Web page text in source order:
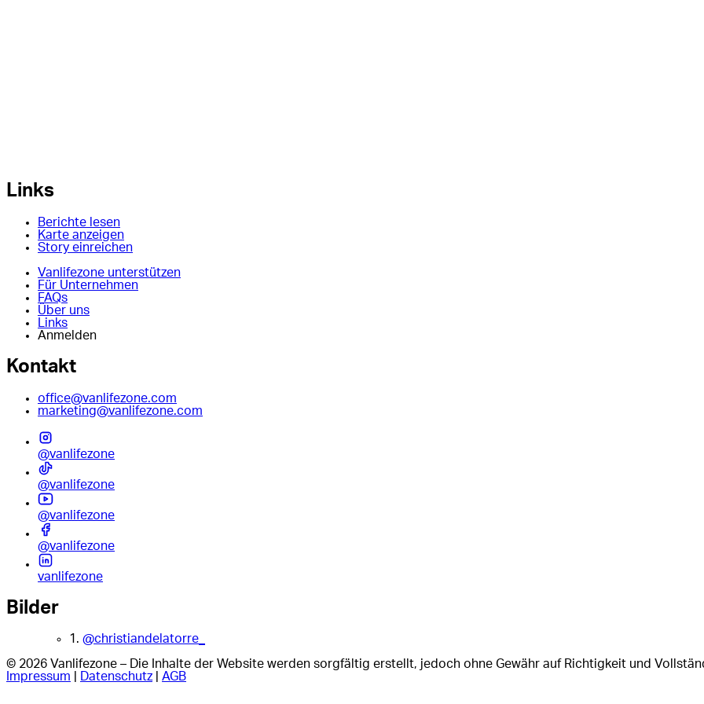
Links
Berichte lesen
Karte anzeigen
Story einreichen
Vanlifezone unterstützen
Für Unternehmen
FAQs
Über uns
Links
Anmelden
Kontakt
office@vanlifezone.com
marketing@vanlifezone.com
@vanlifezone
@vanlifezone
@vanlifezone
@vanlifezone
vanlifezone
Bilder
1. @christiandelatorre_
© 2026 Vanlifezone – Die Inhalte der Website werden sorgfältig erstellt, jedoch ohne Gewähr auf Richtigkeit und
Impressum
Datenschutz| AGB